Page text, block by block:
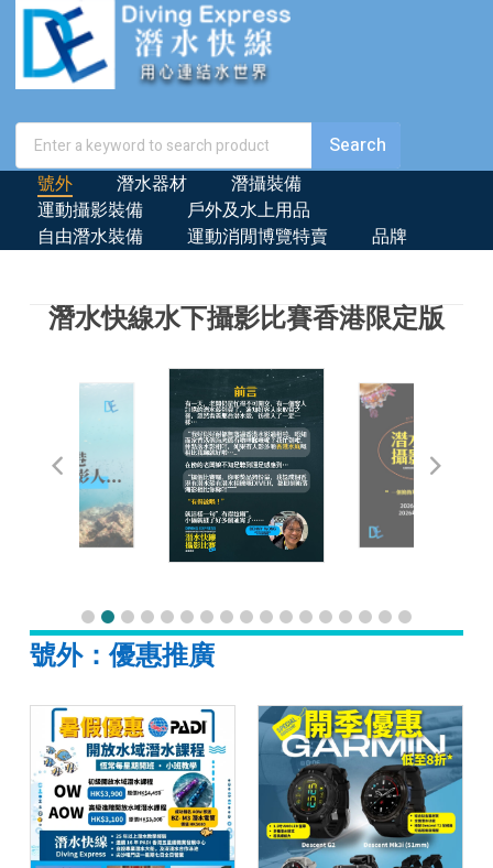
號外 潛水器材
潛攝裝備
運動攝影裝備
戶外及水上用品
自由潛水裝備
運動消閒博覽特賣 品牌
潛水快線水下攝影比賽香港限定版
號外：優惠推廣